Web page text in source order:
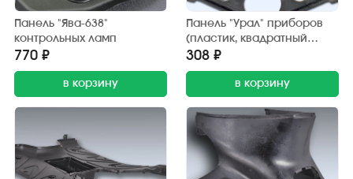
Панель "Ява-638"
контрольных ламп
770 ₽
в корзину
Панель "Урал" приборов
(пластик, квадратный
патрон)
308 ₽
в корзину